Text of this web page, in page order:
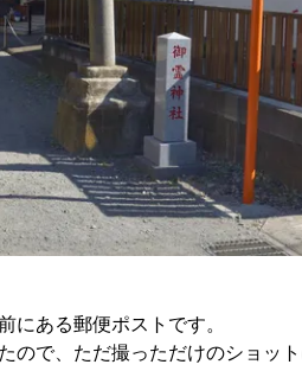
ある郵便ポストです。
ので、ただ撮っただけのショッ